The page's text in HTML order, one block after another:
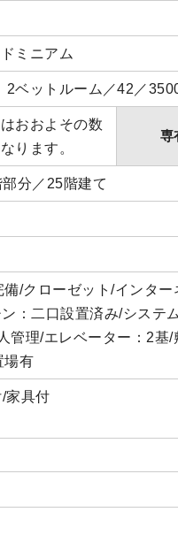
ミニアム
2ベットルーム
おおよその数
ります。
専
分／25階建て
/クローゼット/インタ
：二口設置済み/システ
管理/エレベーター：2基
場有
家具付